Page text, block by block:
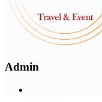
Admin